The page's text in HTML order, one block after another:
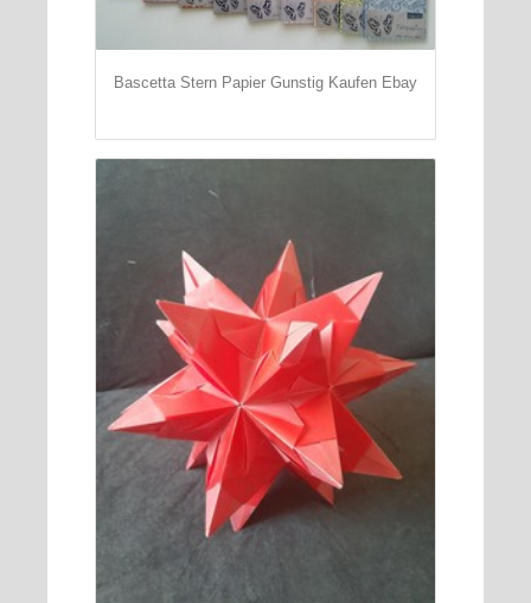
Bascetta Stern Papier Gunstig Kaufen Ebay